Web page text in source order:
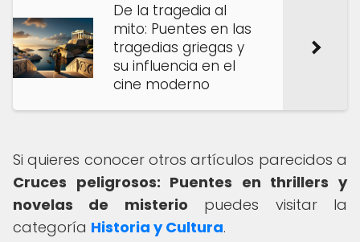
De la tragedia al
mito: Puentes en las
tragedias griegas y
su influencia en el
cine moderno
Si quieres conocer otros artículos parecidos a
Cruces peligrosos: Puentes en thrillers y
novelas de misterio puedes visitar la
categoría Historia y Cultura.